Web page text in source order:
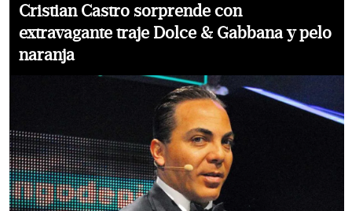
Cristian Castro sorprende con
extravagante traje Dolce & Gabbana y pelo
naranja